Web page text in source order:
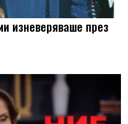
изневеряваше през